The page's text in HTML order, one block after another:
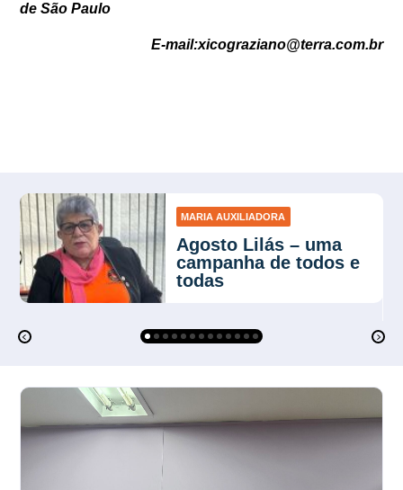
de São Paulo
E-mail:xicograziano@terra.com.br
MARIA AUXILIADORA
Agosto Lilás – uma
campanha de todos e
todas